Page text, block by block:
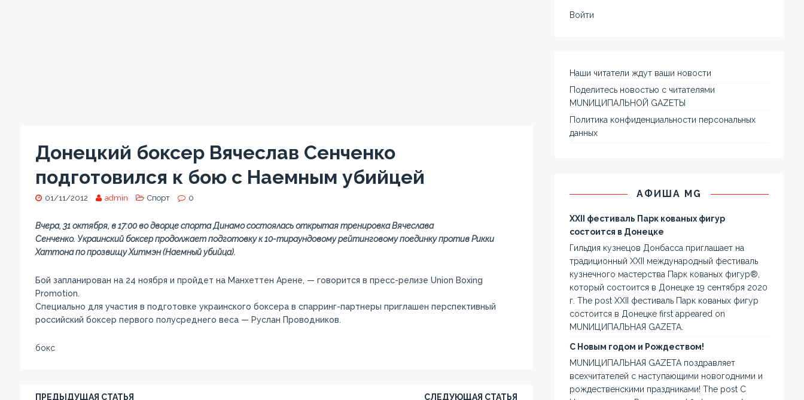
Донецкий боксер Вячеслав Сенченко
подготовился к бою с Наемным убийцей
01/11/2012 admin Спорт 0
Вчера, 31 октября, в 17:00 во дворце спорта Динамо состоялась открытая тренировка Вячеслава
Сенченко. Украинский боксер продолжает подготовку к 10-тираундовому рейтинговому поединку против Рикки
Хаттона по прозвищу Хитмэн (Наемный убийца).
Бой запланирован на 24 ноября и пройдет на Манхеттен Арене, — говорится в пресс-релизе Union Boxing
Promotion.
Специально для участия в подготовке украинского боксера в спарринг-партнеры приглашен перспективный
российский боксер первого полусреднего веса — Руслан Проводников.
бокс
ПРЕДЫДУЩАЯ СТАТЬЯ СЛЕДУЮЩАЯ СТАТЬЯ
Войти
Наши читатели ждут ваши новости
Поделитесь новостью с читателями
MUNИЦИПАЛЬНОЙ GAZЕТЫ
Политика конфиденциальности персональных
данных
АФИША MG
XXII фестиваль Парк кованых фигур
состоится в Донецке
Гильдия кузнецов Донбасса приглашает на
традиционный XXII международный фестиваль
кузнечного мастерства Парк кованых фигур®,
который состоится в Донецке 19 сентября 2020
г. The post XXII фестиваль Парк кованых фигур
состоится в Донецке first appeared on
MUNИЦИПАЛЬНАЯ GAZЕТА.
С Новым годом и Рождеством!
MUNИЦИПАЛЬНАЯ GAZЕТА поздравляет
всехчитателей с наступающими новогодними и
рождественскими праздниками! The post С